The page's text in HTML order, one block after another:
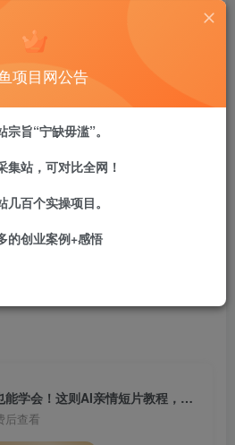
础AI教程，简单教学仅供参考。
【2026.06.18】零基础也能学会！这则AI亲情短片教程，简单几步就能做出催泪效果。
后查看
项目网公告
旨“宁缺毋滥”。
集站，可对比全网！
百个实操项目。
的创业案例+感悟